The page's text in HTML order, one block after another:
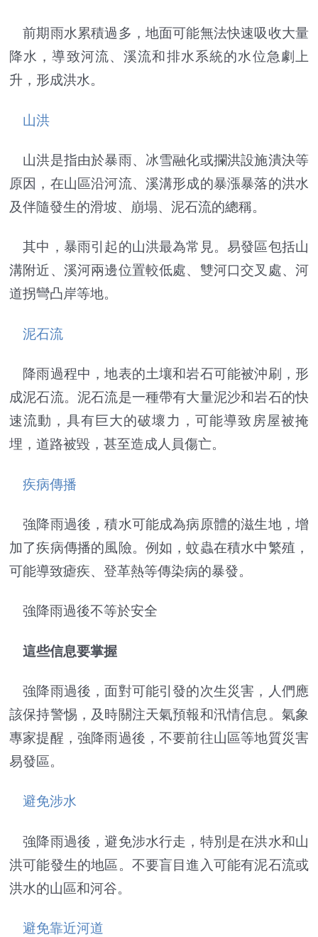
前期雨水累積過多，地面可能無法快速吸收大量
降水，導致河流、溪流和排水系統的水位急劇上
升，形成洪水。
山洪
山洪是指由於暴雨、冰雪融化或攔洪設施潰決等
原因，在山區沿河流、溪溝形成的暴漲暴落的洪水
及伴隨發生的滑坡、崩塌、泥石流的總稱。
其中，暴雨引起的山洪最為常見。易發區包括山
溝附近、溪河兩邊位置較低處、雙河口交叉處、河
道拐彎凸岸等地。
泥石流
降雨過程中，地表的土壤和岩石可能被沖刷，形
成泥石流。泥石流是一種帶有大量泥沙和岩石的快
速流動，具有巨大的破壞力，可能導致房屋被掩
埋，道路被毀，甚至造成人員傷亡。
疾病傳播
強降雨過後，積水可能成為病原體的滋生地，增
加了疾病傳播的風險。例如，蚊蟲在積水中繁殖，
可能導致瘧疾、登革熱等傳染病的暴發。
強降雨過後不等於安全
這些信息要掌握
強降雨過後，面對可能引發的次生災害，人們應
該保持警惕，及時關注天氣預報和汛情信息。氣象
專家提醒，強降雨過後，不要前往山區等地質災害
易發區。
避免涉水
強降雨過後，避免涉水行走，特別是在洪水和山
洪可能發生的地區。不要盲目進入可能有泥石流或
洪水的山區和河谷。
避免靠近河道